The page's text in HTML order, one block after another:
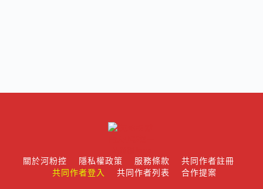
關於河粉控 隱私權政策 服務條款
共同作者註冊
共同作者登入
共同作者列表 合作提案